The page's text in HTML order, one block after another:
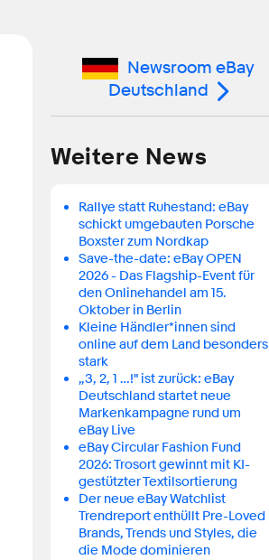
Newsroom eBay
Deutschland
Weitere News
Rallye statt Ruhestand: eBay
schickt umgebauten Porsche
Boxster zum Nordkap
Save-the-date: eBay OPEN
2026 - Das Flagship-Event für
den Onlinehandel am 15.
Oktober in Berlin
Kleine Händler*innen sind
online auf dem Land besonders
stark
„3, 2, 1 …!" ist zurück: eBay
Deutschland startet neue
Markenkampagne rund um
eBay Live
eBay Circular Fashion Fund
2026: Trosort gewinnt mit KI-
gestützter Textilsortierung
Der neue eBay Watchlist
Trendreport enthüllt Pre-Loved
Brands, Trends und Styles, die
die Mode dominieren